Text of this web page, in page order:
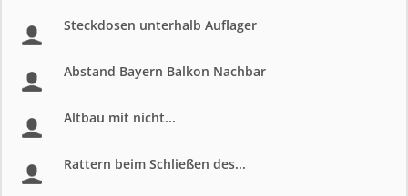
Steckdosen unterhalb Auflager
Abstand Bayern Balkon Nachbar
Altbau mit nicht...
Rattern beim Schließen des...